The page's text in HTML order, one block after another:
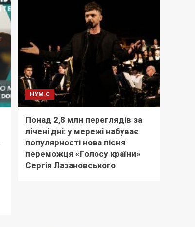
НУМ.О
Понад 2,8 млн переглядів за
лічені дні: у мережі набуває
популярності нова пісня
переможця «Голосу країни»
Сергія Лазановського